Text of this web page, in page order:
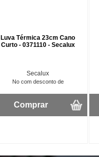
Luva Térmica 23cm Cano
Curto - 0371110 - Secalux
Secalux
No com desconto de
Comprar